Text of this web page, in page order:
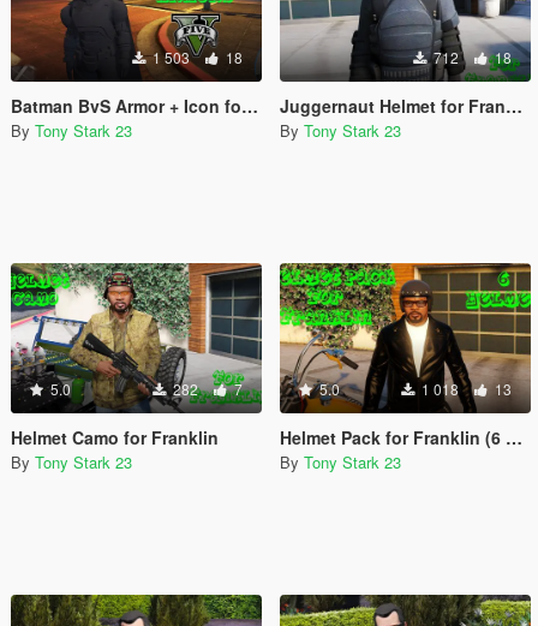
1 503 18
Batman BvS Armor + Icon for Iron Man Script
By Tony Stark 23
712 18
Juggernaut Helmet for Franklin
By Tony Stark 23
5.0 282 7
Helmet Camo for Franklin
By Tony Stark 23
5.0 1 018 13
Helmet Pack for Franklin (6 Helmet)
By Tony Stark 23